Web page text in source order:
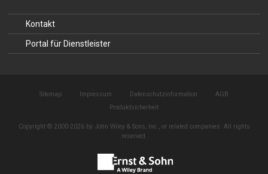
Kontakt
Portal für Dienstleister
Sitemap Impressum Datenschutzinformation
AGB
Produktsicherheit
Copyright © 2000-2026 by John Wiley & Sons, Inc., or related companies. All rights
reserved.